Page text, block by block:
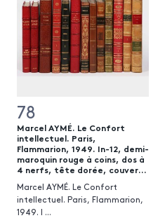
78
Marcel AYMÉ. Le Confort
intellectuel. Paris,
Flammarion, 1949. In-12, demi-
maroquin rouge à coins, dos à
4 nerfs, tête dorée, couver...
Marcel AYMÉ. Le Confort
intellectuel. Paris, Flammarion,
1949. I ...